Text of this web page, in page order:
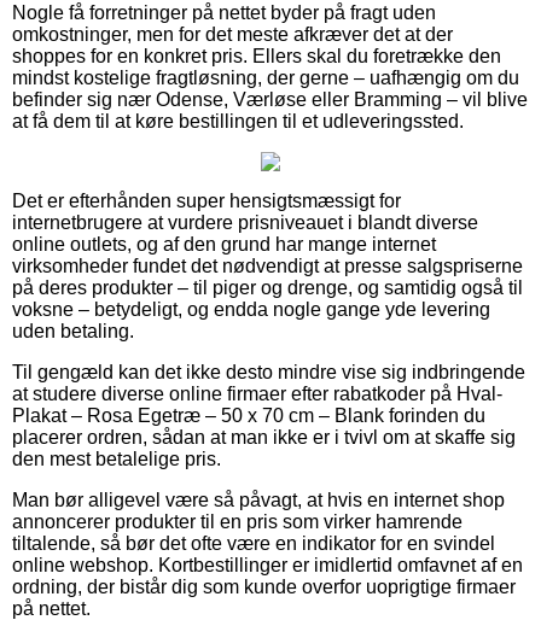
Nogle få forretninger på nettet byder på fragt uden
omkostninger, men for det meste afkræver det at der
shoppes for en konkret pris. Ellers skal du foretrække den
mindst kostelige fragtløsning, der gerne – uafhængig om du
befinder sig nær Odense, Værløse eller Bramming – vil blive
at få dem til at køre bestillingen til et udleveringssted.
Det er efterhånden super hensigtsmæssigt for
internetbrugere at vurdere prisniveauet i blandt diverse
online outlets, og af den grund har mange internet
virksomheder fundet det nødvendigt at presse salgspriserne
på deres produkter – til piger og drenge, og samtidig også til
voksne – betydeligt, og endda nogle gange yde levering
uden betaling.
Til gengæld kan det ikke desto mindre vise sig indbringende
at studere diverse online firmaer efter rabatkoder på Hval-
Plakat – Rosa Egetræ – 50 x 70 cm – Blank forinden du
placerer ordren, sådan at man ikke er i tvivl om at skaffe sig
den mest betalelige pris.
Man bør alligevel være så påvagt, at hvis en internet shop
annoncerer produkter til en pris som virker hamrende
tiltalende, så bør det ofte være en indikator for en svindel
online webshop. Kortbestillinger er imidlertid omfavnet af en
ordning, der bistår dig som kunde overfor uoprigtige firmaer
på nettet.